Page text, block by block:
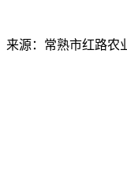
来源：常熟市红路农